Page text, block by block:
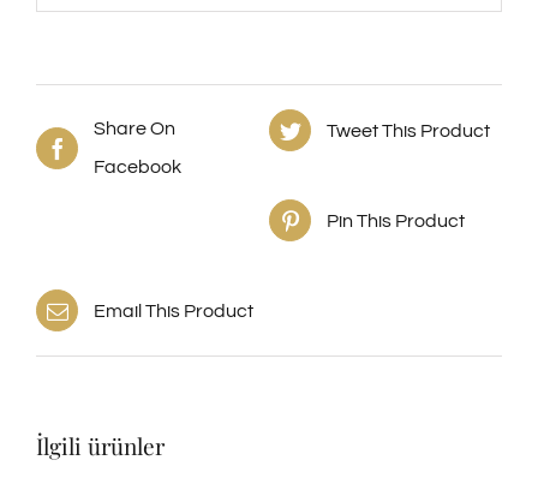
Share On
Facebook
Tweet This Product
Pin This Product
Email This Product
İlgili ürünler